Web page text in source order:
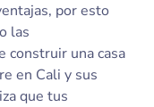
por esto
las
construir una casa
en Cali y sus
que tus